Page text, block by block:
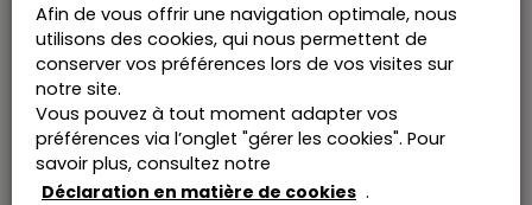
locale, régionale, européenne et internationale.
Le recueil a été divisé en deux tomes.
• Le Tome I contient la législation générale, les
impôts directs, le droit européen et international.
• Le Tome II contient la législation concernant la
TVA, les droits d’enregistrement, les droits de
succession, les droits
Afin de vous offrir une navigation optimale, nous
utilisons des cookies, qui nous permettent de
conserver vos préférences lors de vos visites sur
notre site.
Vous pouvez à tout moment adapter vos
préférences via l’onglet "gérer les cookies". Pour
savoir plus, consultez notre
Déclaration en matière de cookies .